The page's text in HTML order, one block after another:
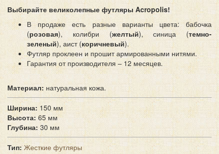
Выбирайте великолепные футляры Acropolis!
В продаже есть разные варианты цвета: бабочка
(розовая), колибри (желтый), синица (темно-
зеленый), аист (коричневый).
Футляр проклеен и прошит армированными нитями.
Гарантия от производителя – 12 месяцев.
Материал: натуральная кожа.
Ширина: 150 мм
Высота: 65 мм
Глубина: 30 мм
Тип: Жесткие футляры